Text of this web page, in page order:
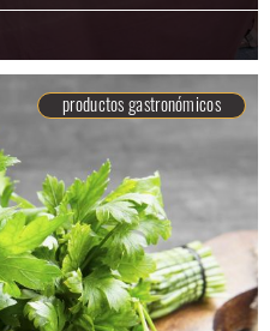
productos gastronómicos